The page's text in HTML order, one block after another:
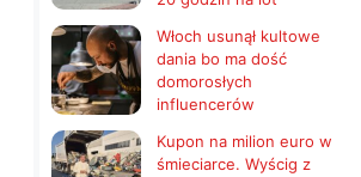
Włoch usunął kultowe
dania bo ma dość
domorosłych
influencerów
Kupon na milion euro w
śmieciarce. Wyścig z